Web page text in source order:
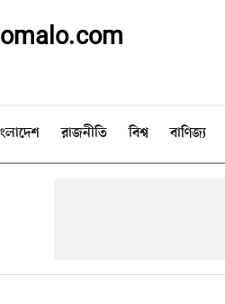
রাজনীতি বিশ্ব বাণিজ্য